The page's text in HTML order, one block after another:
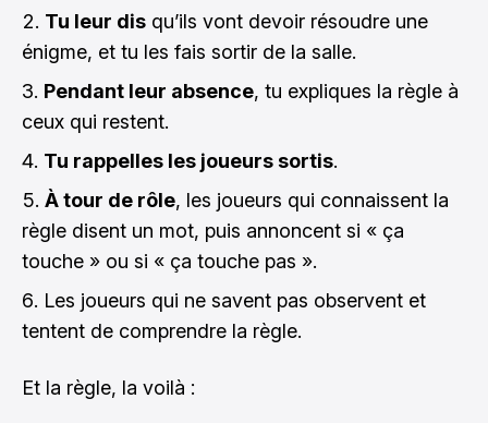
Tu leur dis qu’ils vont devoir résoudre une
énigme, et tu les fais sortir de la salle.
Pendant leur absence, tu expliques la règle à
ceux qui restent.
Tu rappelles les joueurs sortis.
À tour de rôle, les joueurs qui connaissent la
règle disent un mot, puis annoncent si « ça
touche » ou si « ça touche pas ».
Les joueurs qui ne savent pas observent et
tentent de comprendre la règle.
Et la règle, la voilà :